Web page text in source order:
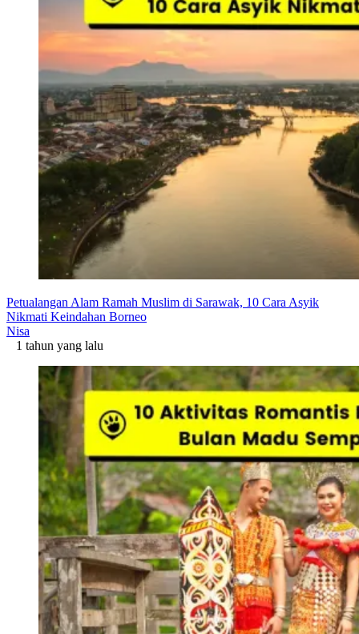
Petualangan Alam Ramah Muslim di Sarawak, 10 Cara Asyik
Nikmati Keindahan Borneo
Nisa
1 tahun yang lalu